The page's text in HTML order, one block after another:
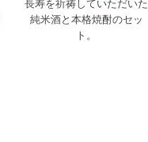
長寿を祈祷していただいた
純米酒と本格焼酎のセッ
ト。